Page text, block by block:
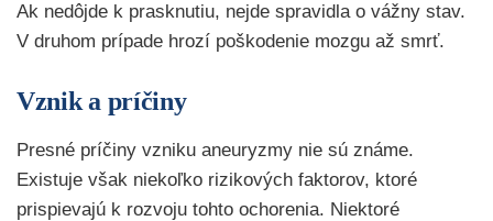
Ak nedôjde k prasknutiu, nejde spravidla o vážny stav.
V druhom prípade hrozí poškodenie mozgu až smrť.
Vznik a príčiny
Presné príčiny vzniku aneuryzmy nie sú známe.
Existuje však niekoľko rizikových faktorov, ktoré
prispievajú k rozvoju tohto ochorenia. Niektoré